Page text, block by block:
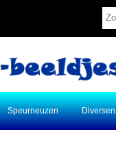
Speurneuzen Diversen